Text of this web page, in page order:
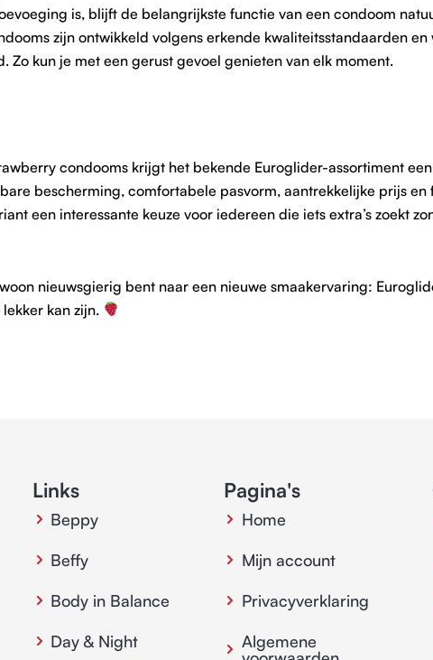
is, blijft de belangrijkste functie van een condoom
zijn ontwikkeld volgens erkende kwaliteitsstandaarden en
kun je met een gerust gevoel genieten van elk moment.
condooms krijgt het bekende Euroglider-assortiment
bescherming, comfortabele pasvorm, aantrekkelijke prijs en
een interessante keuze voor iedereen die iets extra’s zoekt
nieuwsgierig bent naar een nieuwe smaakervaring:
kan zijn.
Pagina's
Home
Mijn account
Privacyverklaring
Algemene
Links
Beppy
Beffy
Body in Balance
Day & Night